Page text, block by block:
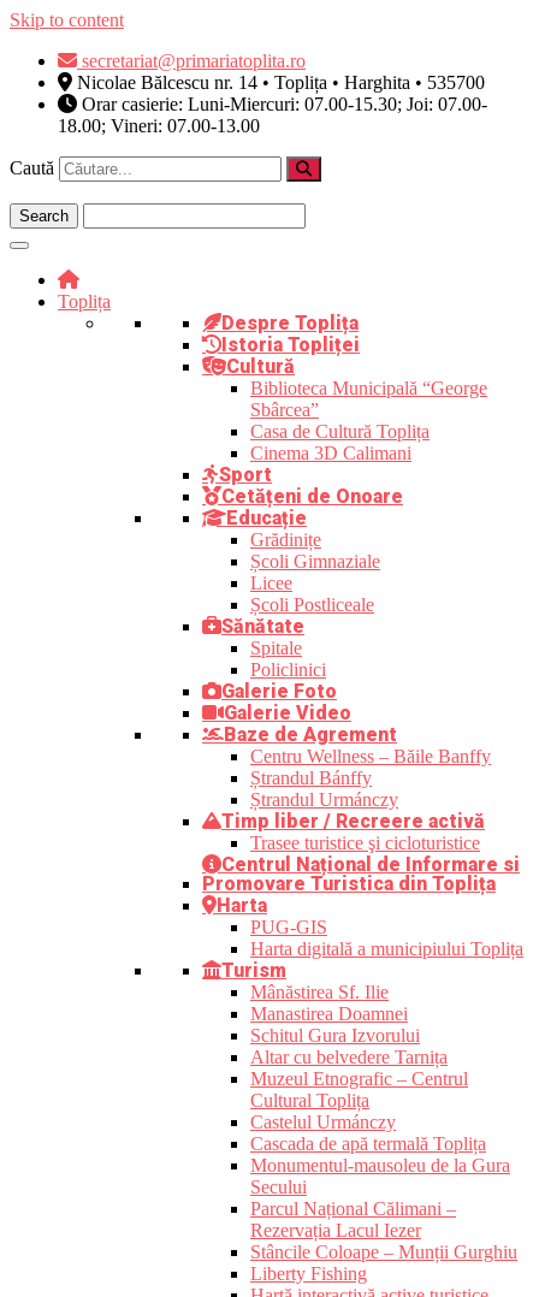
Skip to content
secretariat@primariatoplita.ro
Nicolae Bălcescu nr. 14 • Toplița • Harghita • 535700
Orar casierie: Luni-Miercuri: 07.00-15.30; Joi: 07.00-
18.00; Vineri: 07.00-13.00
Caută
Toplița
Despre Toplița
Istoria Topliței
Cultură
Biblioteca Municipală “George
Sbârcea”
Casa de Cultură Toplița
Cinema 3D Calimani
Sport
Cetățeni de Onoare
Educație
Grădinițe
Școli Gimnaziale
Licee
Școli Postliceale
Sănătate
Spitale
Policlinici
Galerie Foto
Galerie Video
Baze de Agrement
Centru Wellness – Băile Banffy
Ștrandul Bánffy
Ștrandul Urmánczy
Timp liber / Recreere activă
Trasee turistice şi cicloturistice
Centrul Național de Informare si
Promovare Turistica din Toplița
Harta
PUG-GIS
Harta digitală a municipiului Toplița
Turism
Mânăstirea Sf. Ilie
Manastirea Doamnei
Schitul Gura Izvorului
Altar cu belvedere Tarnița
Muzeul Etnografic – Centrul
Cultural Toplița
Castelul Urmánczy
Cascada de apă termală Toplița
Monumentul-mausoleu de la Gura
Secului
Parcul Național Călimani –
Rezervația Lacul Iezer
Stâncile Coloape – Munții Gurghiu
Liberty Fishing